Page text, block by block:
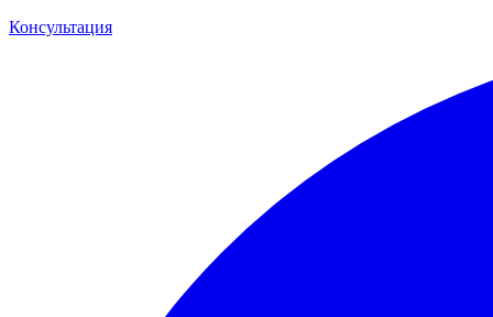
Консультация